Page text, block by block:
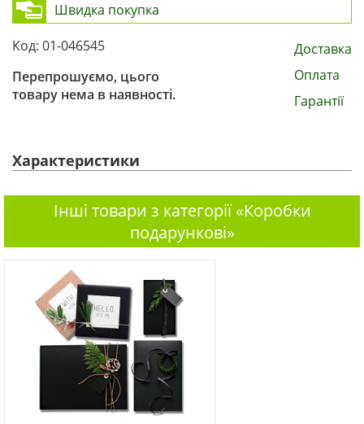
Швидка покупка
Код: 01-046545
Перепрошуємо, цього
товару нема в наявності.
Доставка
Оплата
Гарантії
Характеристики
Інші товари з категорії «Коробки
подарункові»